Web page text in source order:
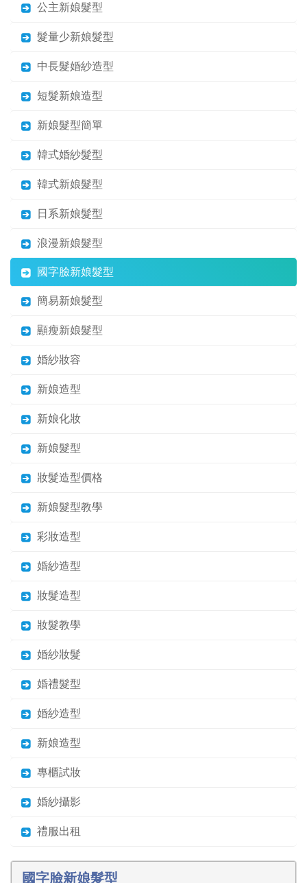
公主新娘髮型
髮量少新娘髮型
中長髮婚紗造型
短髮新娘造型
新娘髮型簡單
韓式婚紗髮型
韓式新娘髮型
日系新娘髮型
浪漫新娘髮型
國字臉新娘髮型
簡易新娘髮型
顯瘦新娘髮型
婚紗妝容
新娘造型
新娘化妝
新娘髮型
妝髮造型價格
新娘髮型教學
彩妝造型
婚紗造型
妝髮造型
妝髮教學
婚紗妝髮
婚禮髮型
婚紗造型
新娘造型
專櫃試妝
婚紗攝影
禮服出租
國字臉新娘髮型